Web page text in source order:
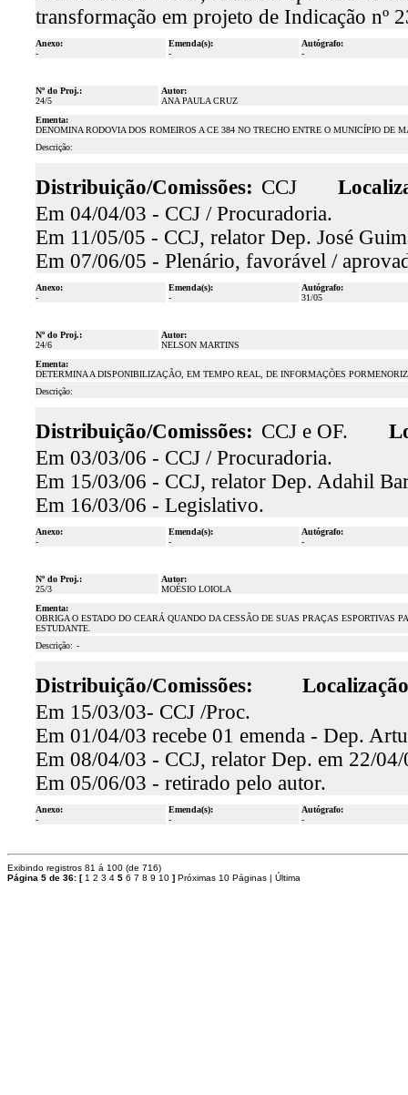
transformação em projeto de Indicação nº
Anexo:
-
Emenda(s):
-
Autógrafo:
-
Nº do Proj.:
24/5
Autor:
ANA PAULA CRUZ
Ementa:
DENOMINA RODOVIA DOS ROMEIROS A CE 384 NO TRECHO ENTRE O MUNICÍPIO DE
Descrição:
Distribuição/Comissões: CCJ
Em 04/04/03 - CCJ / Procuradoria.
Em 11/05/05 - CCJ, relator Dep. José
Em 07/06/05 - Plenário, favorável /
Anexo:
-
Emenda(s):
-
Autógrafo:
31/05
Nº do Proj.:
24/6
Autor:
NELSON MARTINS
Ementa:
DETERMINA A DISPONIBILIZAÇÃO, EM TEMPO REAL, DE INFORMAÇÕES
Descrição:
Distribuição/Comissões: CCJ e OF.
Em 03/03/06 - CCJ / Procuradoria.
Em 15/03/06 - CCJ, relator Dep. Adahil
Em 16/03/06 - Legislativo.
Anexo:
-
Emenda(s):
-
Autógrafo:
-
Nº do Proj.:
25/3
Autor:
MOÉSIO LOIOLA
Ementa:
OBRIGA O ESTADO DO CEARÁ QUANDO DA CESSÃO DE SUAS PRAÇAS ESPORTIVAS
ESTUDANTE.
Descrição: -
Distribuição/Comissões:
Em 15/03/03- CCJ /Proc.
Em 01/04/03 recebe 01 emenda - Dep.
Em 08/04/03 - CCJ, relator Dep. em 22/
Em 05/06/03 - retirado pelo autor.
Anexo:
-
Emenda(s):
-
Autógrafo:
-
Exibindo registros 81 á 100 (de 716)
Página 5 de 36: [ 1 2 3 4 5 6 7 8 9 10 ] Próximas 10 Páginas | Última